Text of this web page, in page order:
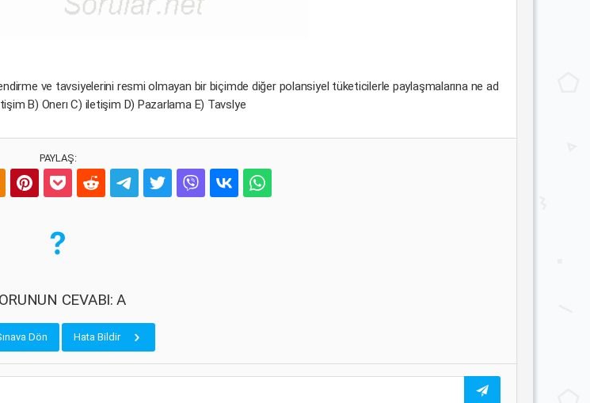
ve tavsiyelerini resmi olmayan bir biçimde diğer polansiyel tüketicilerle paylaşmalarına ne ad
B) Onerı C) iletişim D) Pazarlama E) Tavslye
PAYLAŞ:
CEVABI: A
Dön Hata Bildir